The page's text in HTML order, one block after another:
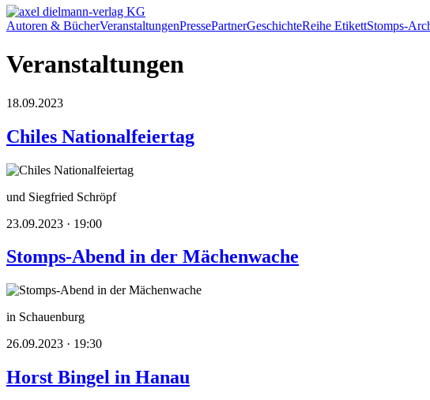
Autoren & BücherVeranstaltungenPressePartnerGeschichteReihe EtikettStomps-
Veranstaltungen
18.09.2023
Chiles Nationalfeiertag
und Siegfried Schröpf
23.09.2023 · 19:00
Stomps-Abend in der Mächenwache
in Schauenburg
26.09.2023 · 19:30
Horst Bingel in Hanau